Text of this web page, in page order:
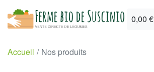
0,00 €
Accueil / Nos produits